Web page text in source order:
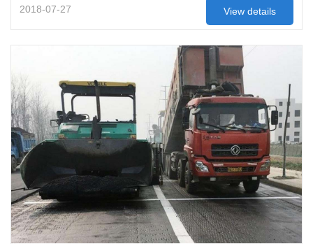
2018-07-27 View details